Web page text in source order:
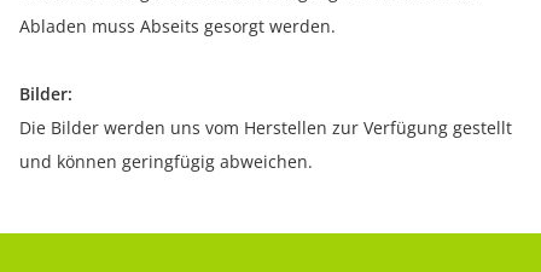
Abladen muss Abseits gesorgt werden.
Bilder:
Die Bilder werden uns vom Herstellen zur Verfügung gestellt
und können geringfügig abweichen.